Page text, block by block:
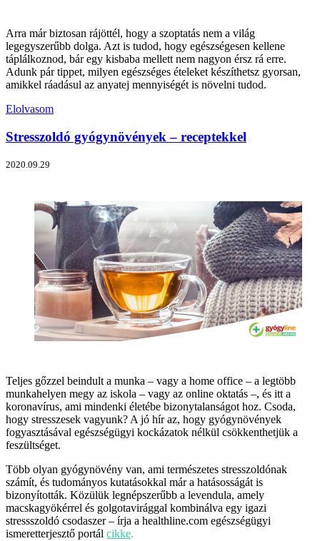
Arra már biztosan rájöttél, hogy a szoptatás nem a világ
legegyszerűbb dolga. Azt is tudod, hogy egészségesen kellene
táplálkoznod, bár egy kisbaba mellett nem nagyon érsz rá erre.
Adunk pár tippet, milyen egészséges ételeket készíthetsz gyorsan,
amikkel ráadásul az anyatej mennyiségét is növelni tudod.
Elolvasom
Stresszoldó gyógynövények – receptekkel
2020.09.29
Teljes gőzzel beindult a munka – vagy a home office – a legtöbb
munkahelyen megy az iskola – vagy az online oktatás –, és itt a
koronavírus, ami mindenki életébe bizonytalanságot hoz. Csoda,
hogy stresszesek vagyunk? A jó hír az, hogy gyógynövények
fogyasztásával egészségügyi kockázatok nélkül csökkenthetjük a
feszültséget.
Több olyan gyógynövény van, ami természetes stresszoldónak
számít, és tudományos kutatásokkal már a hatásosságát is
bizonyították. Közülük legnépszerűbb a levendula, amely
macskagyökérrel és golgotavirággal kombinálva egy igazi
stressszoldó csodaszer – írja a healthline.com egészségügyi
ismeretterjesztő portál cikke.